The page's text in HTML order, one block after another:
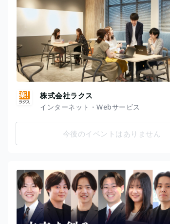
株式会社ラクス
インターネット・Webサービス
今後のイベントはありません